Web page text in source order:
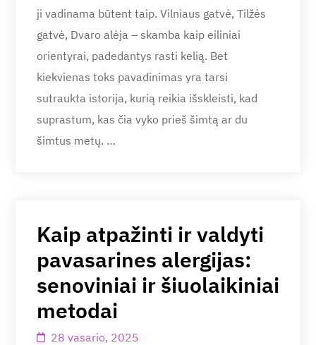
ji vadinama būtent taip. Vilniaus gatvė, Tilžės
gatvė, Dvaro alėja – skamba kaip eiliniai
orientyrai, padedantys rasti kelią. Bet
kiekvienas toks pavadinimas yra tarsi
sutraukta istorija, kurią reikia išskleisti, kad
suprastum, kas čia vyko prieš šimtą ar du
šimtus metų. …
Kaip atpažinti ir valdyti
pavasarines alergijas:
senoviniai ir šiuolaikiniai
metodai
28 vasario, 2025